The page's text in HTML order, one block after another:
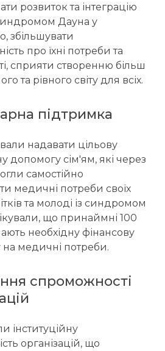
розвиток та інтеграцію
Дауна у
збільшувати
про їхні потреби та
сприяти створенню більш
та рівного світу для всіх.
підтримка
надавати цільову
допомогу сім'ям, які через
самостійно
медичні потреби своїх
та молоді із синдромом
що принаймні 100
необхідну фінансову
на медичні потреби.
спроможності
інституційну
організацій, що